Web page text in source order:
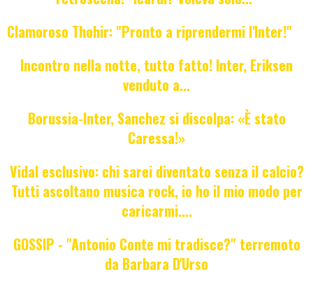
Clamoroso Thohir: "Pronto a riprendermi l'Inter!"
Incontro nella notte, tutto fatto! Inter, Eriksen
venduto a...
Borussia-Inter, Sanchez si discolpa: «È stato
Caressa!»
Vidal esclusivo: chi sarei diventato senza il calcio?
Tutti ascoltano musica rock, io ho il mio modo per
caricarmi....
GOSSIP - "Antonio Conte mi tradisce?" terremoto
da Barbara D'Urso